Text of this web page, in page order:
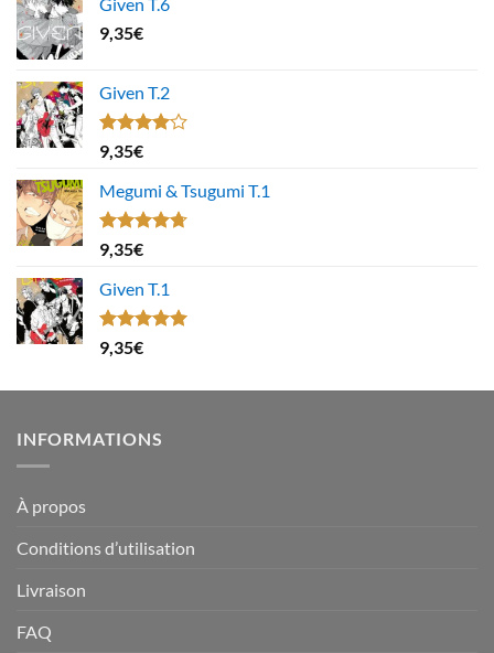
9,35€
Given T.2
Note
4.00
5
9,35€
Megumi & Tsugumi T.1
Note4.67
sur 5
9,35€
Given T.1
Note5.00
sur 5
9,35€
INFORMATIONS
À propos
Conditions d’utilisation
Livraison
FAQ